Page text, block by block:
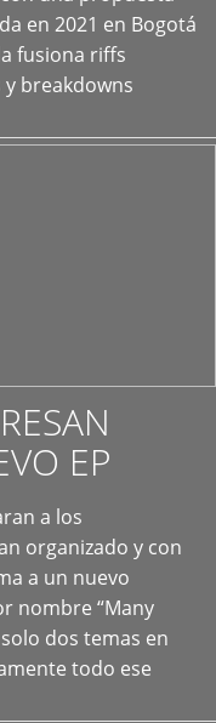
en 2021 en Bogotá
fusiona riffs
breakdowns
EP
a los
organizado y con
a un nuevo
nombre “Many
dos temas en
todo ese